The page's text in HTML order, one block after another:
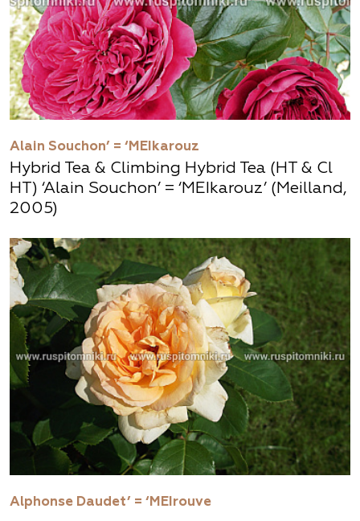
Alain Souchon’ = ‘MEIkarouz
Hybrid Tea & Climbing Hybrid Tea (HT & Cl
HT) ‘Alain Souchon’ = ‘MEIkarouz’ (Meilland,
2005)
Alphonse Daudet’ = ‘MEIrouve